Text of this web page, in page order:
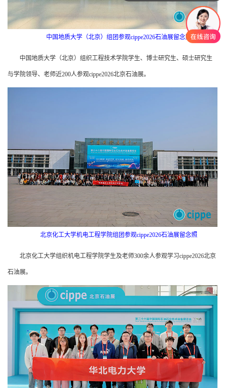
中国地质大学（北京）组团参观cippe2026石油展留念照
中国地质大学（北京）组织工程技术学院学生、博士研究生、硕士研究生
与学院领导、老师近200人参观cippe2026北京石油展。
北京化工大学机电工程学院组团参观cippe2026石油展留念照
北京化工大学组织机电工程学院学生及老师300余人参观学习cippe2026北京
石油展。